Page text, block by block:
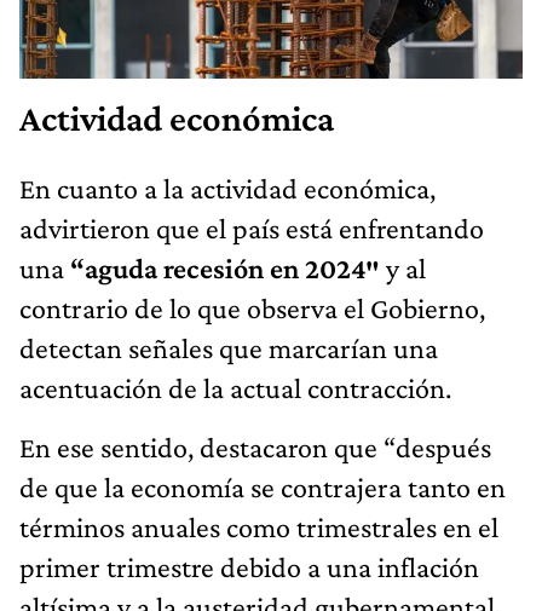
Actividad económica
En cuanto a la actividad económica,
advirtieron que el país está enfrentando
una “aguda recesión en 2024″ y al
contrario de lo que observa el Gobierno,
detectan señales que marcarían una
acentuación de la actual contracción.
En ese sentido, destacaron que “después
de que la economía se contrajera tanto en
términos anuales como trimestrales en el
primer trimestre debido a una inflación